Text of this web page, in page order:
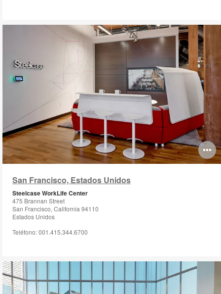
San Francisco, Estados Unidos
Steelcase WorkLife Center
475 Brannan Street
San Francisco, California 94110
Estados Unidos
Teléfono: 001.415.344.6700